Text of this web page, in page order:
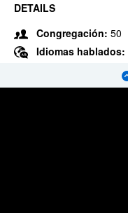
DETAILS
Congregación: 50
Idiomas hablados: